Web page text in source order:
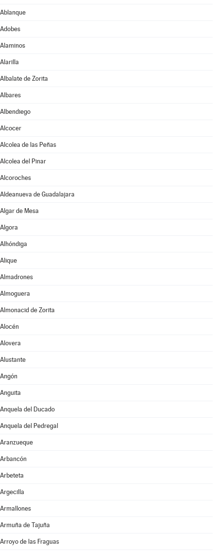
Ablanque
Adobes
Alaminos
Alarilla
Albalate de Zorita
Albares
Albendiego
Alcocer
Alcolea de las Peñas
Alcolea del Pinar
Alcoroches
Aldeanueva de Guadalajara
Algar de Mesa
Algora
Alhóndiga
Alique
Almadrones
Almoguera
Almonacid de Zorita
Alocén
Alovera
Alustante
Angón
Anguita
Anquela del Ducado
Anquela del Pedregal
Aranzueque
Arbancón
Arbeteta
Argecilla
Armallones
Armuña de Tajuña
Arroyo de las Fraguas